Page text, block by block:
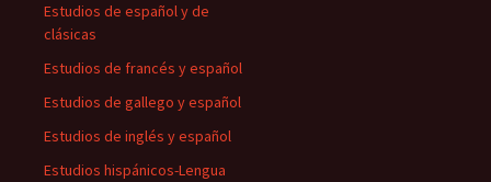
Estudios de español y de
clásicas
Estudios de francés y español
Estudios de gallego y español
Estudios de inglés y español
Estudios hispánicos-Lengua